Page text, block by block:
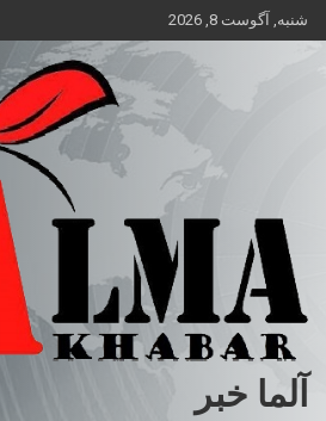
محتوا
شنبه, آگوست 8, 2026
آلما خبر